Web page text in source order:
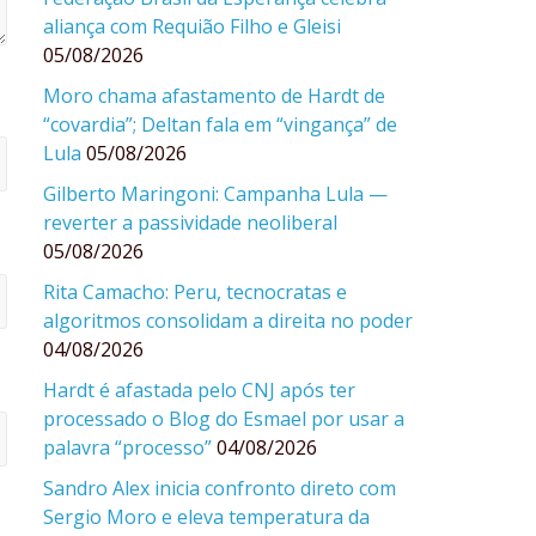
aliança com Requião Filho e Gleisi
05/08/2026
Moro chama afastamento de Hardt de
“covardia”; Deltan fala em “vingança” de
Lula 05/08/2026
Gilberto Maringoni: Campanha Lula —
reverter a passividade neoliberal
05/08/2026
Rita Camacho: Peru, tecnocratas e
algoritmos consolidam a direita no poder
04/08/2026
Hardt é afastada pelo CNJ após ter
processado o Blog do Esmael por usar a
palavra “processo”04/08/2026
Sandro Alex inicia confronto direto com
Sergio Moro e eleva temperatura da